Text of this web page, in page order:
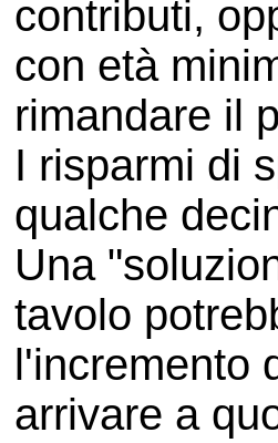
contributi,
con età
rimandare il
I risparmi di
qualche
Una
tavolo
l'incremento
arrivare a